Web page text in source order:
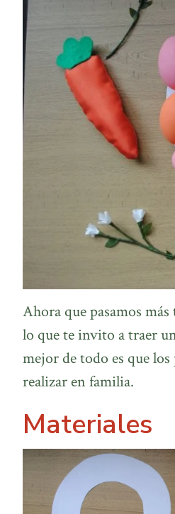
Ahora que pasamos
lo que te invito a traer
mejor de todo es que
realizar en familia.
Materiales